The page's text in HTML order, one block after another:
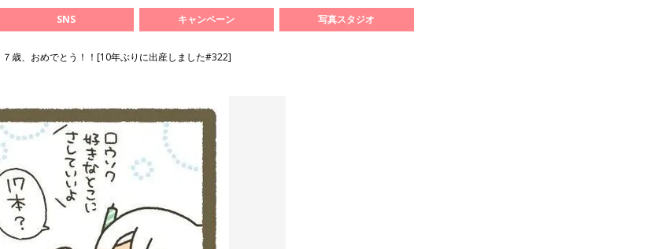
SNS キャンペーン 写真スタジオ
７歳、おめでとう！！[10年ぶりに出産しました#322]